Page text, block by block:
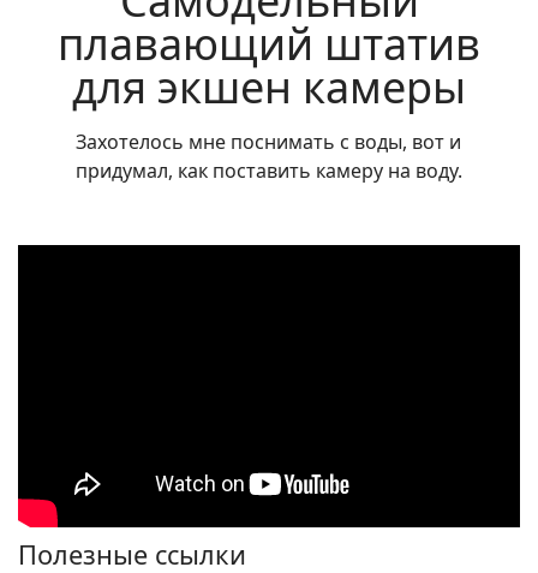
плавающий штатив
для экшен камеры
Захотелось мне поснимать с воды, вот и
придумал, как поставить камеру на воду.
Полезные ссылки